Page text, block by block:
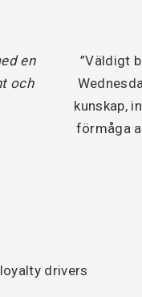
en
och
”Väldigt
kunskap,
förmåga
drivers